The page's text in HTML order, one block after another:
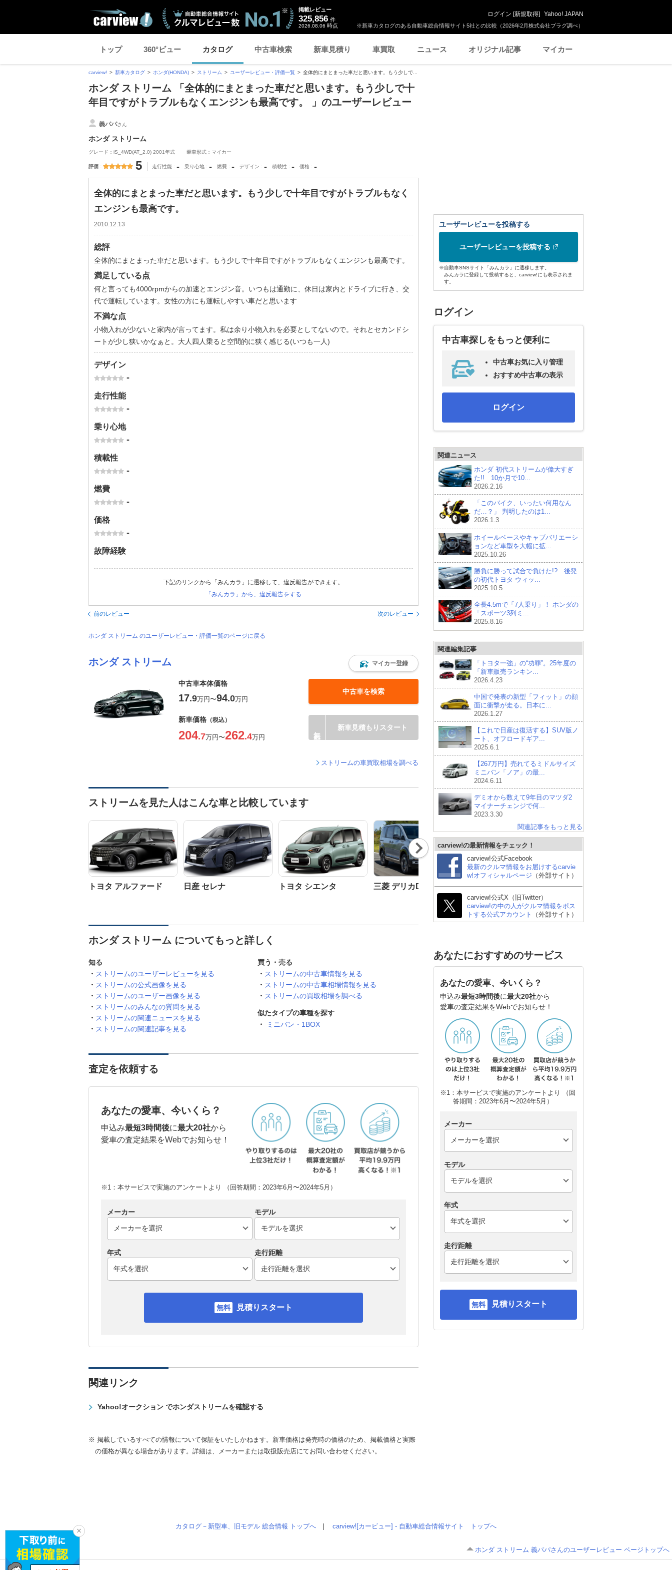
※新車カタログのある自動車総合情報サイト5社との比較（2026年2月株式会社プラグ調べ）
掲載レビュー
325,856 件
2026.08.06 時点
ログイン [新規取得] Yahoo! JAPAN
トップ 360°ビュー カタログ 中古車検索 新車見積り 車買取 ニュース オリジナル記事 マイカー
carview! 新車カタログ ホンダ(HONDA) ストリーム ユーザーレビュー・評価一覧 全体的にまとまった車だと思います。もう少しで...
ホンダ ストリーム 「全体的にまとまった車だと思います。もう少しで十
年目ですがトラブルもなくエンジンも最高です。 」のユーザーレビュー
義パパさん
ホンダ ストリーム
グレード：iS_4WD(AT_2.0) 2001年式 乗車形式：マイカー
評価 5 走行性能 - 乗り心地 - 燃費 - デザイン - 積載性 - 価格 -
全体的にまとまった車だと思います。もう少しで十年目ですがトラブルもなく
エンジンも最高です。
2010.12.13
総評
全体的にまとまった車だと思います。もう少しで十年目ですがトラブルもなくエンジンも最高です。
満足している点
何と言っても4000rpmからの加速とエンジン音。いつもは通勤に、休日は家内とドライブに行き、交
代で運転しています。女性の方にも運転しやすい車だと思います
不満な点
小物入れが少ないと家内が言ってます。私は余り小物入れを必要としてないので。それとセカンドシ
ートが少し狭いかなぁと。大人四人乗ると空間的に狭く感じる(いつも一人)
デザイン
-
走行性能
-
乗り心地
-
積載性
-
燃費
-
価格
-
故障経験
下記のリンクから「みんカラ」に遷移して、違反報告ができます。
「みんカラ」から、違反報告をする
前のレビュー 次のレビュー
ホンダ ストリーム のユーザーレビュー・評価一覧のページに戻る
ホンダ ストリーム マイカー登録
中古車本体価格
17.9万円〜94.0万円
中古車を検索
新車価格 （税込）
204.7万円〜262.4万円
新車見積もりスタート
ストリームの車買取相場を調べる
ストリームを見た人はこんな車と比較しています
トヨタ アルファード 日産 セレナ トヨタ シエンタ 三菱 デリカD:5 日産 エルグランド スズキ エブリイワゴン
Nex
t
ホンダ ストリーム についてもっと詳しく
知る
ストリームのユーザーレビューを見る
ストリームの公式画像を見る
ストリームのユーザー画像を見る
ストリームのみんなの質問を見る
ストリームの関連ニュースを見る
ストリームの関連記事を見る
買う・売る
ストリームの中古車情報を見る
ストリームの中古車相場情報を見る
ストリームの買取相場を調べる
似たタイプの車種を探す
ミニバン・1BOX
査定を依頼する
あなたの愛車、今いくら？
申込み最短3時間後に最大20社から
愛車の査定結果をWebでお知らせ！
※1：本サービスで実施のアンケートより （回答期間：2023年6月〜2024年5月）
メーカー モデル
年式 走行距離
見積りスタート
関連リンク
Yahoo!オークション でホンダストリームを確認する
※ 掲載しているすべての情報について保証をいたしかねます。新車価格は発売時の価格のため、掲載価格と実際
の価格が異なる場合があります。詳細は、メーカーまたは取扱販売店にてお問い合わせください。
ユーザーレビューを投稿する
ユーザーレビューを投稿する
※自動車SNSサイト「みんカラ」に遷移します。
みんカラに登録して投稿すると、carview!にも表示されま
す。
ログイン
中古車探しをもっと便利に
中古車お気に入り管理
おすすめ中古車の表示
ログイン
関連ニュース
ホンダ 初代ストリームが偉大すぎ
た!! 10か月で10...
2026.2.16
「このバイク、いったい何用なん
だ…？」 判明したのは1...
2026.1.3
ホイールベースやキャブバリエーシ
ョンなど車型を大幅に拡...
2025.10.26
勝負に勝って試合で負けた!? 後発
の初代トヨタ ウィッ...
2025.10.5
全長4.5mで「7人乗り」！ ホンダの
「スポーツ3列ミ...
2025.8.16
関連編集記事
「トヨタ一強」の“功罪”。25年度の
「新車販売ランキン...
2026.4.23
中国で発表の新型「フィット」の顔
面に衝撃が走る。日本に...
2026.1.27
【これで日産は復活する】SUV版ノ
ート、オフロードギア...
2025.6.1
【267万円】売れてるミドルサイズ
ミニバン「ノア」の最...
2024.6.11
デミオから数えて9年目のマツダ2
マイナーチェンジで何...
2023.3.30
関連記事をもっと見る
carview!の最新情報をチェック！
carview!公式Facebook
最新のクルマ情報をお届けするcarvie
w!オフィシャルページ （外部サイト）
carview!公式X（旧Twitter）
carview!の中の人がクルマ情報をポス
トする公式アカウント
（外部サイト）
あなたにおすすめのサービス
あなたの愛車、今いくら？
申込み最短3時間後に最大20社から
愛車の査定結果をWebでお知らせ！
※1：本サービスで実施のアンケートより （回
答期間：2023年6月〜2024年5月）
メーカー
モデル
年式
走行距離
見積りスタート
カタログ－新型車、旧モデル 総合情報 トップへ carview![カービュー] - 自動車総合情報サイト トップへ
ホンダ ストリーム 義パパさんのユーザーレビュー ページトップへ